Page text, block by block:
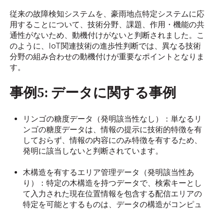
従来の故障検知システムを、豪雨地点特定システムに応
用することについて、技術分野、課題、作用・機能の共
通性がないため、動機付けがないと判断されました。こ
のように、IoT関連技術の進歩性判断では、異なる技術
分野の組み合わせの動機付けが重要なポイントとなりま
す。
事例5: データに関する事例
リンゴの糖度データ（発明該当性なし）：単なるリ
ンゴの糖度データは、情報の提示に技術的特徴を有
しておらず、情報の内容にのみ特徴を有するため、
発明に該当しないと判断されています。
木構造を有するエリア管理データ（発明該当性あ
り）：特定の木構造を持つデータで、検索キーとし
て入力された現在位置情報を包含する配信エリアの
特定を可能とするものは、データの構造がコンピュ